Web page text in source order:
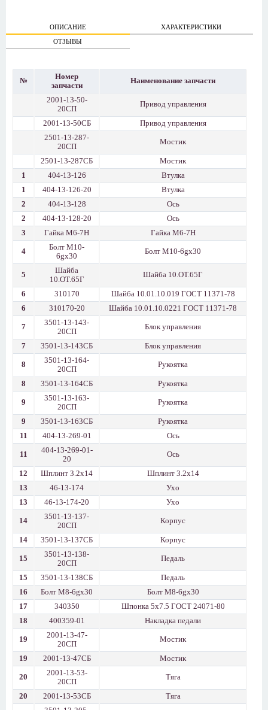
ОПИСАНИЕ
ХАРАКТЕРИСТИКИ
ОТЗЫВЫ
№
Номер
запчасти
Наименование запчасти
2001-13-50-
20СП
Привод управления
2001-13-50СБ
Привод управления
2501-13-287-
20СП
Мостик
2501-13-287СБ
Мостик
1
404-13-126
Втулка
1
404-13-126-20
Втулка
2
404-13-128
Ось
2
404-13-128-20
Ось
3
Гайка М6-7Н Гайка М6-7Н
4
Болт М10-
6gх30
Болт М10-6gх30
5
Шайба
10.ОТ.65Г
Шайба 10.ОТ.65Г
6 310170
Шайба 10.01.10.019 ГОСТ 11371-78
6
310170-20 Шайба 10.01.10.0221 ГОСТ 11371-78
7
3501-13-143-
20СП
Блок управления
7 3501-13-143СБ Блок управления
8
3501-13-164-
20СП
Рукоятка
8 3501-13-164СБ Рукоятка
9
3501-13-163-
20СП
Рукоятка
9 3501-13-163СБ
Рукоятка
11
404-13-269-01 Ось
11
404-13-269-01-
20
Ось
12 Шплинт 3.2х14
Шплинт 3.2х14
13
46-13-174
Ухо
13
46-13-174-20 Ухо
14
3501-13-137-
20СП
Корпус
14 3501-13-137СБ Корпус
15
3501-13-138-
20СП
Педаль
15 3501-13-138СБ
Педаль
16
Болт М8-6gх30
Болт М8-6gх30
17
340350
Шпонка 5х7.5 ГОСТ 24071-80
18
400359-01 Накладка педали
19
2001-13-47-
20СП
Мостик
19 2001-13-47СБ Мостик
20
2001-13-53-
20СП
Тяга
20 2001-13-53СБ
Тяга